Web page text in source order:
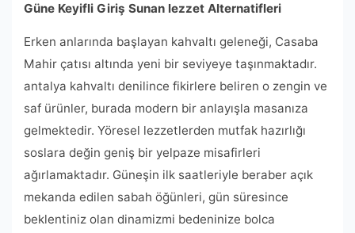
Güne Keyifli Giriş Sunan lezzet Alternatifleri
Erken anlarında başlayan kahvaltı geleneği, Casaba
Mahir çatısı altında yeni bir seviyeye taşınmaktadır.
antalya kahvaltı denilince fikirlere beliren o zengin ve
saf ürünler, burada modern bir anlayışla masanıza
gelmektedir. Yöresel lezzetlerden mutfak hazırlığı
soslara değin geniş bir yelpaze misafirleri
ağırlamaktadır. Güneşin ilk saatleriyle beraber açık
mekanda edilen sabah öğünleri, gün süresince
beklentiniz olan dinamizmi bedeninize bolca